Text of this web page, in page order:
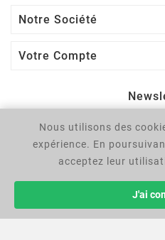
Notre Société
Votre Compte
Vous pouvez vous désinscrire
Nous utilisons des
expérience. En
acceptez leur
J'ai